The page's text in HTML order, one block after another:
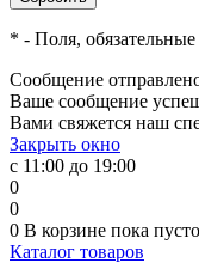
* - Поля,
Сообщение
Ваше сообщение
Вами свяжется наш
Закрыть окно
с 11:00 до 19:00
0
0
0 В корзине пока пусто
Каталог товаров